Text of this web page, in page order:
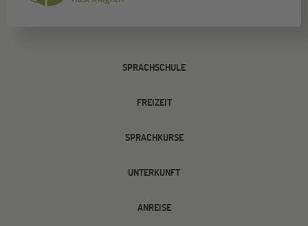
SPRACHSCHULE
FREIZEIT
SPRACHKURSE
UNTERKUNFT
ANREISE